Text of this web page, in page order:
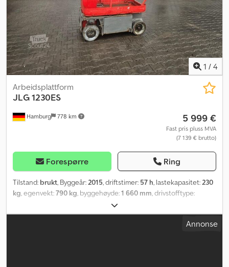
1 / 4
Hamburg 778 km
Arbeidsplattform
JLG1230ES
5 999 €
Fast pris pluss MVA
(7 139 € brutto)
Forespørre Ring
Tilstand: brukt, Byggeår: 2015, driftstimer: 57 h, lastekapasitet: 230
kg , egenvekt:790 kg , byggehøyde:1 660 mm , drivstofftype:
50 prosent
1 360 mm,
Annonse